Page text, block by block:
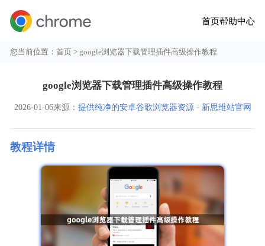
首页帮助中心
您当前位置：首页 > google浏览器下载管理插件高级操作教程
google浏览器下载管理插件高级操作教程
2026-01-06来源： 提供纯净的安卓谷歌浏览器资源 - 新思维站官网
教程详情